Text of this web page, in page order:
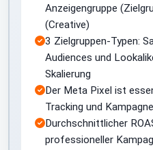
Anzeigengruppe
(Creative)
3 Zielgruppen-Typen:
Audiences und
Skalierung
Der Meta Pixel ist
Tracking und
Durchschnittlicher
professioneller